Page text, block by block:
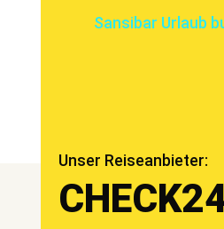
Sansibar Urlaub
Unser Reiseanbieter: